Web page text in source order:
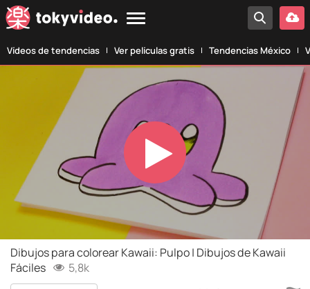
Vídeos de tendencias Ver películas gratis Tendencias México
Play
Video
Dibujos para colorear Kawaii: Pulpo | Dibujos de Kawaii
Fáciles
5,8k